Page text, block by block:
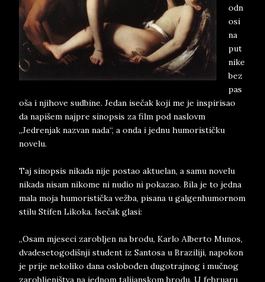
odn
osi
na
put
nike
bez
pas
oša i njihove sudbine. Jedan isečak koji me je inspirisao
da napišem najpre sinopsis za film pod naslovm
„Jedrenjak nazvan nada“, a onda i jednu humorističku
novelu.
Taj sinopsis nikada nije postao aktuelan, a samu novelu
nikada nisam nikome ni nudio ni pokazao. Bila je to jedna
mala moja humoristička vežba, pisana u galgenhumornom
stilu Stifen Likoka. Isečak glasi:
„Osam mjeseci zarobljen na brodu, Karlo Alberto Munos,
dvadesetogodišnji student iz Santosa u Braziliji, napokon
je prije nekoliko dana oslobođen dugotrajnog i mučnog
zarobljeništva na jednom talijanskom brodu. U februaru